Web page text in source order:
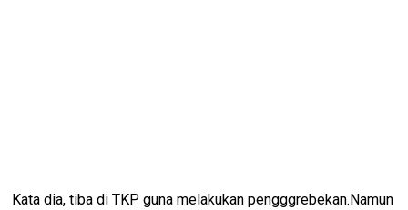
Kata dia, tiba di TKP guna melakukan pengggrebekan.Namun